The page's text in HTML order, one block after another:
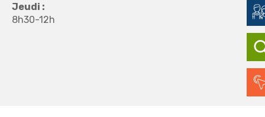
Jeudi :
8h30-12h